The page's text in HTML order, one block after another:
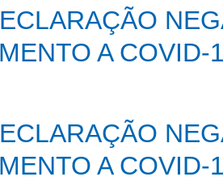
A COVID-
A COVID-